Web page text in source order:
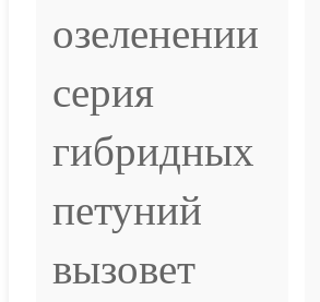
озеленении
серия
гибридных
петуний
вызовет